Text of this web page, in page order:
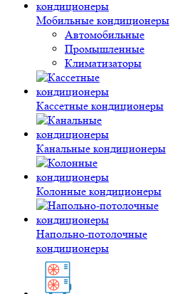
Мобильные кондиционеры
Автомобильные
Промышленные
Климатизаторы
Кассетные кондиционеры
Канальные кондиционеры
Колонные кондиционеры
Напольно-потолочные
кондиционеры